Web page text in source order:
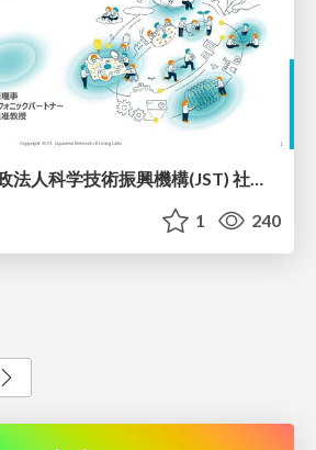
20260215独立行政法人科学技術振興機構(JST) 社会技術研究開発センター(RISTEX)ケアが根づく社会システム _公開シンポジウム
1 240